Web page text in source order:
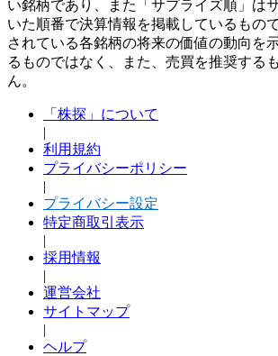
い銘柄であり、また「サプライズ順」は
いた順番で決算情報を掲載しているもの
されている各銘柄の将来の価値の動向を
るものではなく、また、売買を推奨する
ん。
「株探」について
|
利用規約
プライバシーポリシー
|
プライバシー設定
特定商取引表示
|
採用情報
|
運営会社
サイトマップ
|
ヘルプ